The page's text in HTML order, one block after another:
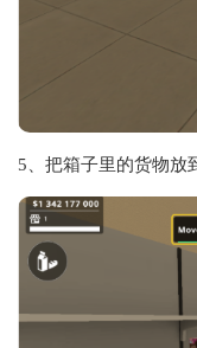
5、把箱子里的货物放